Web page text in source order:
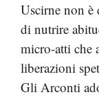
Uscirne non è
di nutrire
micro-atti che
liberazioni
Gli Arconti